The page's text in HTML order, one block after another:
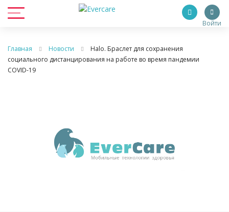
Войти
Главная Новости
Halo. Браслет для сохранения
социального дистанцирования на работе во время пандемии
COVID-19